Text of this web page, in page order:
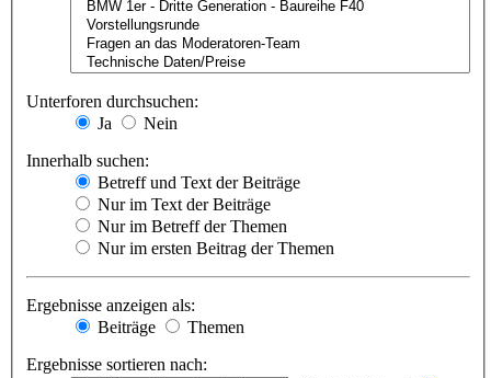
Unterforen durchsuchen:
Ja
Nein
Innerhalb suchen:
Betreff und Text der Beiträge
Nur im Text der Beiträge
Nur im Betreff der Themen
Nur im ersten Beitrag der Themen
Ergebnisse anzeigen als:
Beiträge
Themen
Ergebnisse sortieren nach: